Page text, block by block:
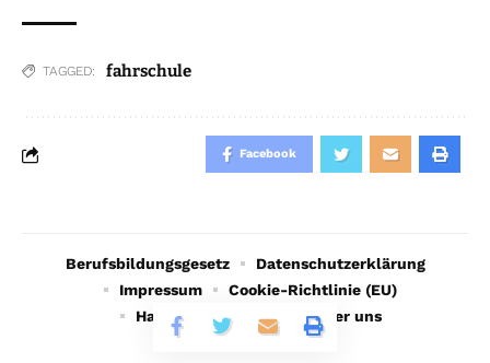
TAGGED: fahrschule
Facebook
Berufsbildungsgesetz
Datenschutzerklärung
Impressum
Cookie-Richtlinie (EU)
Haftungsausschluss
Über uns